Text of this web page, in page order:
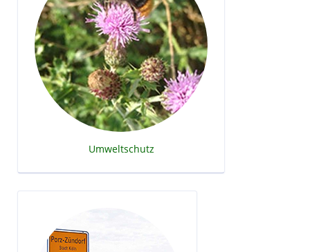
Umweltschutz